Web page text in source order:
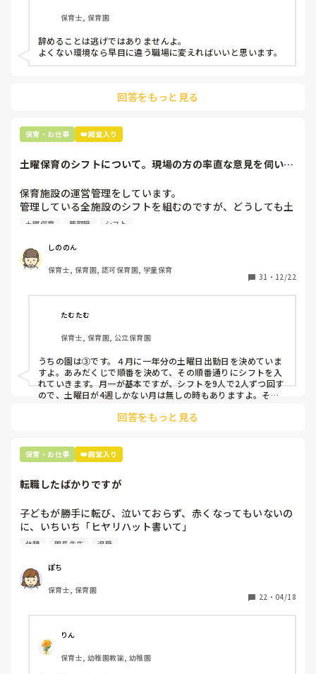
子どもの言いなりになればいいんだね
などいう意見で…
上の先生に相談することは難しそうです。
最後の職場にしようと思っていましたが
辞めることは逃げ、と、過去辞めた人も何年も言われ続けて
います
保育士, 保育園
辞めることは逃げではありませんよ。
よくない環境なら早目に違う職場に変えればいいと思います。
回答をもっと見る
保育・お仕事 👑殿堂入り
土曜保育のシフトについて。現場の方の率直な意見を伺いた
保育施設の運営管理をしています。
管理している全施設のシフトを組むのですが、どうしても土
曜保育だけは入れる方が少なく、いつも苦労しています。
て入職しているはずですが、いざ勤務が始まると一日も土曜
出勤が出来ない方ばかりです。
①土曜日の希望休は2日まで、と制限をかける
②毎月、必ず土曜保育に入ることのできる日を1日だけピッ
③仮シフトが出た時、土曜出勤が難しければ自身で代わりの
人を交渉して見つけてもらう
上記のいずれかの対策を取り入れることを考えています。
土曜保育 管理職 シフト
しののん
保育士, 保育園, 認可保育園, 学童保育
31 ・ 12/22
たむたむ
保育士, 保育園, 公立保育園
うちの園は③です。４月に一年分の土曜日出勤日を決めていま
すよ。あみだくじで順番を決めて、その順番通りにシフトを入
れていきます。月一が基本ですが、シフトを9人で2人ずつ回す
ので、土曜日が4週しかない月は無しの時もありますよ。その
て貰い、主任に報告してます。
回答をもっと見る
保育・お仕事 👑殿堂入り
転職したばかりですが
子どもが勝手に転び、泣いておらず、赤くなってもいないの
に、いちいち「ヒヤリハット書いて」
と書かされ
（そう言う本人は書かない）
しかも、上司に↑この内容でも
ちゃんと考えて対策を練って書き込むようにと。
呼ばれて一緒に対策を考えさせられること多数
これだけで30〜40分拘束されて辛いです
休憩 園長先生 退職
ぽち
保育士, 保育園
22 ・ 04/18
りん
保育士, 幼稚園教諭, 幼稚園